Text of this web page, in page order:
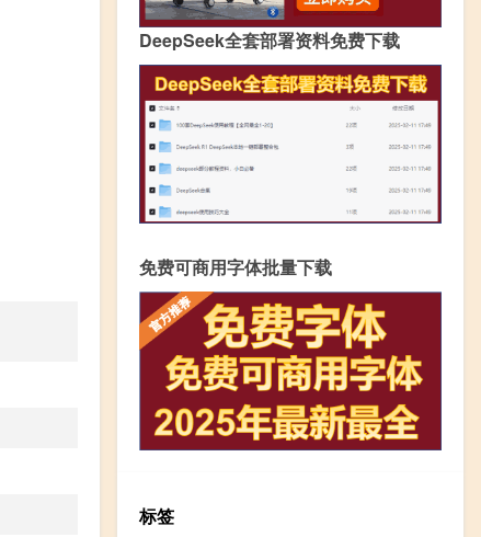
DeepSeek全套部署资料免费下载
免费可商用字体批量下载
标签